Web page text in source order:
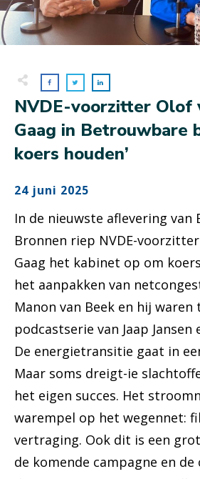
NVDE-voorzitter Olof
Gaag in Betrouwbare
koers houden’
24 juni 2025
In de nieuwste aflevering van
Bronnen riep NVDE-
Gaag het kabinet op om
het aanpakken van
Manon van Beek en hij waren
podcastserie van Jaap Jansen
De energietransitie gaat in
Maar soms dreigt-ie
het eigen succes. Het
warempel op het wegennet:
vertraging. Ook dit is een
de komende campagne en